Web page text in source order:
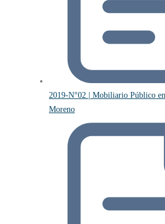
2019-N°02 | Mobiliario Público
Moreno